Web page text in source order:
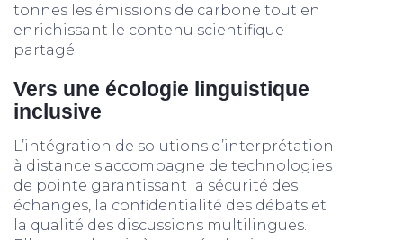
tonnes les émissions de carbone tout en
enrichissant le contenu scientifique
partagé.
Vers une écologie linguistique
inclusive
L’intégration de solutions d’interprétation
à distance s'accompagne de technologies
de pointe garantissant la sécurité des
échanges, la confidentialité des débats et
la qualité des discussions multilingues.